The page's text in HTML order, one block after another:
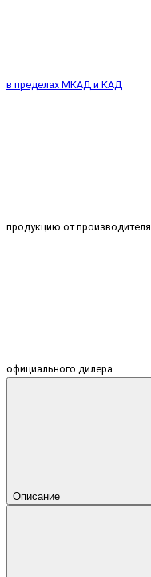
в пределах МКАД и КАД
продукцию от производителя
официального дилера
Описание